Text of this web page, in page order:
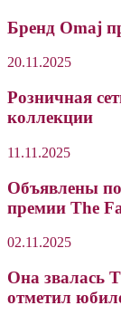
Бренд Omaj
20.11.2025
Розничная
коллекции
11.11.2025
Объявлены
премии The
02.11.2025
Она звалась
отметил